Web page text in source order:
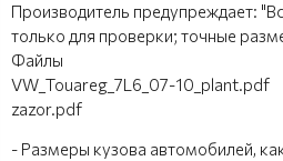
Производитель предупреждает:
только для проверки; точные
Файлы
VW_Touareg_7L6_07-10_plant.pdf
zazor.pdf
- Размеры кузова автомобилей,